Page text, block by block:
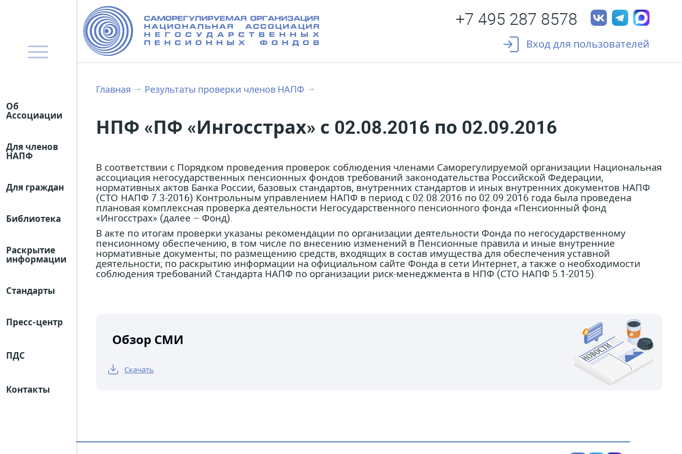
Об
Ассоциации
Для членов
НАПФ
Для граждан
Библиотека
Раскрытие
информации
Стандарты
Пресс-центр
ПДС
Контакты
+7 495 287 8578
Вход для пользователей
Главная Результаты проверки членов НАПФ
НПФ «ПФ «Ингосстрах» с 02.08.2016 по 02.09.2016
В соответствии с Порядком проведения проверок соблюдения членами Саморегулируемой организации Национальная
ассоциация негосударственных пенсионных фондов требований законодательства Российской Федерации,
нормативных актов Банка России, базовых стандартов, внутренних стандартов и иных внутренних документов НАПФ
(СТО НАПФ 7.3-2016) Контрольным управлением НАПФ в период с 02.08.2016 по 02.09.2016 года была проведена
плановая комплексная проверка деятельности Негосударственного пенсионного фонда «Пенсионный фонд
«Ингосстрах» (далее – Фонд).
В акте по итогам проверки указаны рекомендации по организации деятельности Фонда по негосударственному
пенсионному обеспечению, в том числе по внесению изменений в Пенсионные правила и иные внутренние
нормативные документы; по размещению средств, входящих в состав имущества для обеспечения уставной
деятельности; по раскрытию информации на официальном сайте Фонда в сети Интернет, а также о необходимости
соблюдения требований Стандарта НАПФ по организации риск-менеджмента в НПФ (СТО НАПФ 5.1-2015).
Обзор СМИ
Скачать